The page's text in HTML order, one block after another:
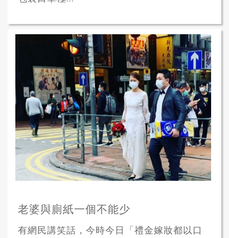
老婆與廁紙一個不能少
有網民講笑話，今時今日「禮金嫁妝都以口